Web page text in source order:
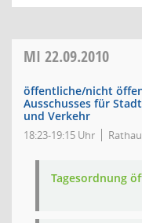
MI 22.09.2010
öffentliche/nicht
Ausschusses für
und Verkehr
18:23-19:15 Uhr
Tagesordnung